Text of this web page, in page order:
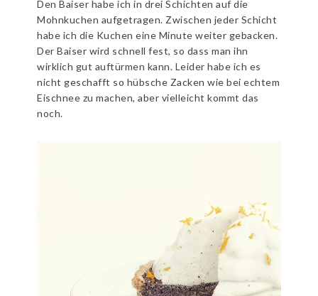
Den Baiser habe ich in drei Schichten auf die
Mohnkuchen aufgetragen. Zwischen jeder Schicht
habe ich die Kuchen eine Minute weiter gebacken.
Der Baiser wird schnell fest, so dass man ihn
wirklich gut auftürmen kann. Leider habe ich es
nicht geschafft so hübsche Zacken wie bei echtem
Eischnee zu machen, aber vielleicht kommt das
noch.